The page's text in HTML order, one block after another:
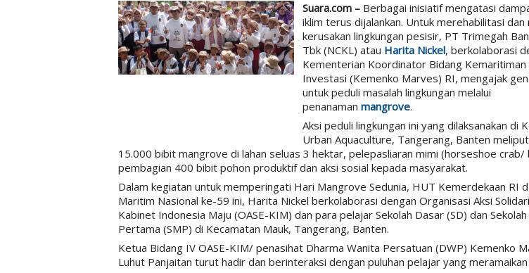
Suara.com – Berbagai inisiatif mengatasi
iklim terus dijalankan. Untuk merehabilitasi dan
kerusakan lingkungan pesisir, PT Trimegah
Tbk (NCKL) atau Harita Nickel, berkolaborasi
Kementerian Koordinator Bidang Kemaritiman
Investasi (Kemenko Marves) RI, mengajak
untuk peduli masalah lingkungan melalui
penanaman mangrove.
Aksi peduli lingkungan ini yang dilaksanakan di
Urban Aquaculture, Tangerang, Banten
15.000 bibit mangrove di lahan seluas 3 hektar, pelepasliaran mimi (horseshoe crab/
pembagian 400 bibit pohon produktif dan aksi sosial kepada masyarakat.
Dalam kegiatan untuk memperingati Hari Mangrove Sedunia, HUT Kemerdekaan RI
Maritim Nasional ke-59 ini, Harita Nickel berkolaborasi dengan Organisasi Aksi
Kabinet Indonesia Maju (OASE-KIM) dan para pelajar Sekolah Dasar (SD) dan
Pertama (SMP) di Kecamatan Mauk, Tangerang, Banten.
Ketua Bidang IV OASE-KIM/ penasihat Dharma Wanita Persatuan (DWP) Kemenko
Luhut Panjaitan turut hadir dan berinteraksi dengan puluhan pelajar yang meramaikan